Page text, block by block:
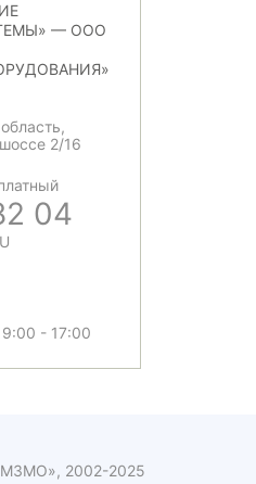
— ООО
2/16
04
9:00 - 17:00
2002-2025